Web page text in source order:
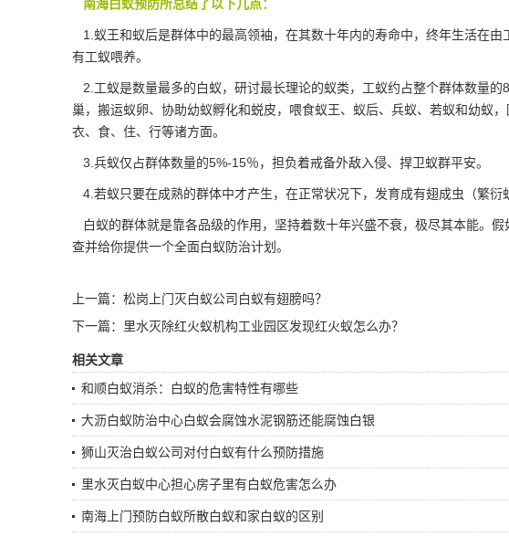
南海白蚁预防所总结了以下几点：
1.蚁王和蚁后是群体中的最高领袖，在其数十年内的寿命中，终年生活在
有工蚁喂养。
2.工蚁是数量最多的白蚁，研讨最长理论的蚁类，工蚁约占整个群体数量
巢， 搬运蚁卵、协助幼蚁孵化和蜕皮，喂食蚁王、蚁后、兵蚁、若蚁和幼蚁
衣、食、住、行等诸方面。
3.兵蚁仅占群体数量的5%-15％，担负着戒备外敌入侵、捍卫蚁群平安。
4.若蚁只要在成熟的群体中才产生，在正常状况下，发育成有翅成虫（繁衍
白蚁的群体就是靠各品级的作用，坚持着数十年兴盛不衰，极尽其本能。
查并给你提供一个全面白蚁防治计划。
上一篇： 松岗上门灭白蚁公司白蚁有翅膀吗？
下一篇： 里水灭除红火蚁机构工业园区发现红火蚁怎么办？
相关文章
和顺白蚁消杀：白蚁的危害特性有哪些
大沥白蚁防治中心白蚁会腐蚀水泥钢筋还能腐蚀白银
狮山灭治白蚁公司对付白蚁有什么预防措施
里水灭白蚁中心担心房子里有白蚁危害怎么办
南海上门预防白蚁所散白蚁和家白蚁的区别